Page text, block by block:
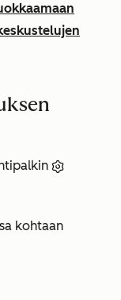
kohtaan